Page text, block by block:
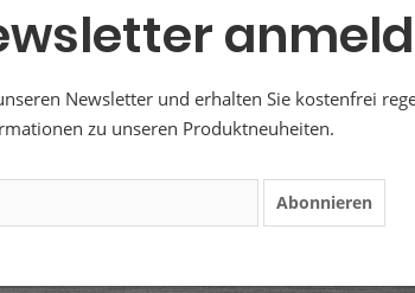
Newsletter und erhalten Sie kostenfrei
zu unseren Produktneuheiten.
Abonnieren